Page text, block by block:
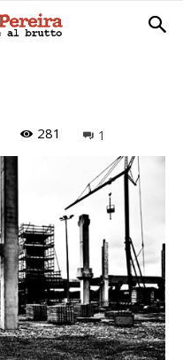
281 1